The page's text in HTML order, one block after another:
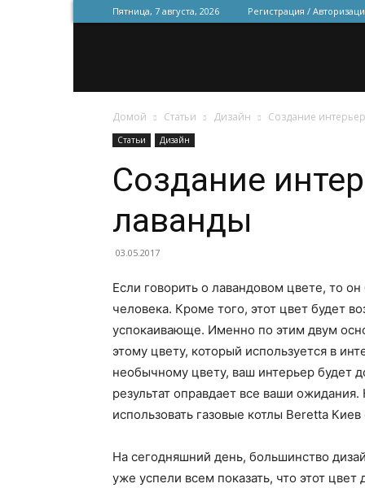
Пятница, 7 августа, 2026 Регистрация /
Домой Статьи Дизайн Создание
Статьи Дизайн
Создание
лаванды
03.05.2017
Если говорить о лавандовом цвете, то
человека. Кроме того, этот цвет будет
успокаивающе. Именно по этим двум
этому цвету, который используется в
необычному цвету, ваш интерьер будет
результат оправдает все ваши
использовать газовые котлы Beretta
На сегодняшний день, большинство
уже успели всем показать, что этот